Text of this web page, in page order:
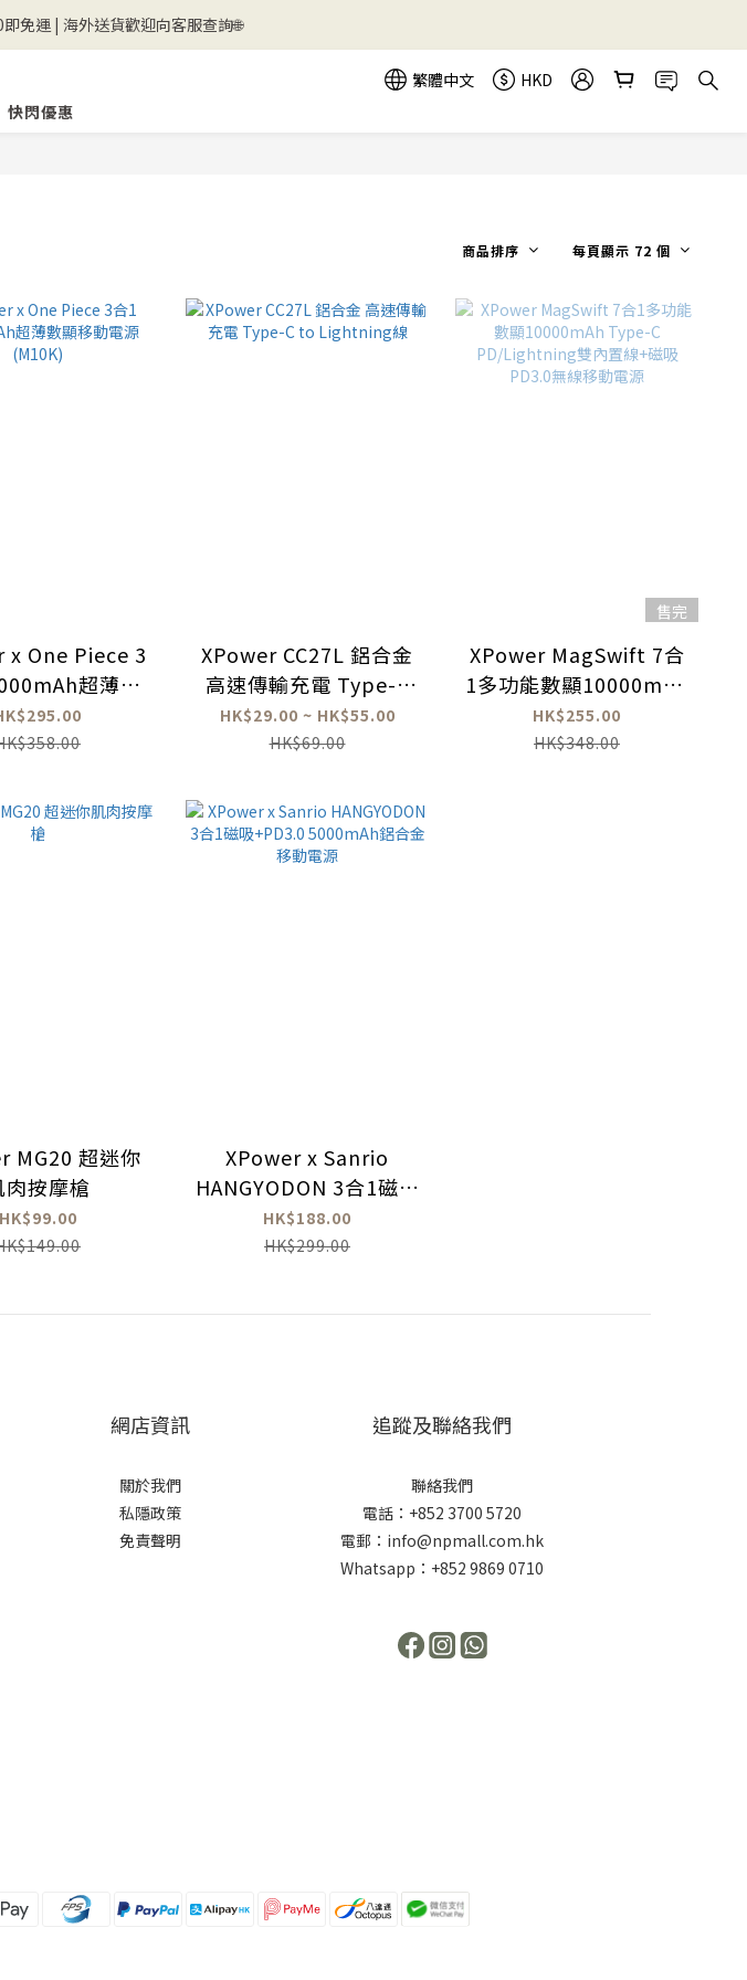
送50購物金💰
免運 | 海外送貨歡迎向客服查詢🌐
繁體中文
HKD
快閃優惠
商品排序 每頁顯示 72 個
x One Piece 3
超薄數
電源(M10K)
XPower CC27L 鋁合金
高速傳輸充電 Type-C
to Lightning線
HK$29.00 ~ HK$55.00
HK$69.00
售完
XPower MagSwift 7合
1多功能數顯10000mAh
Type-C PD/Lightning
雙內置線+磁吸PD3.0無
HK$255.00
HK$348.00
MG20 超迷你
肉按摩槍
HK$99.00
XPower x Sanrio
HANGYODON 3合1磁吸
+PD3.0 5000mAh鋁合
金移動電源
HK$188.00
HK$299.00
網店資訊
關於我們
私隱政策
免責聲明
追蹤及聯絡我們
聯絡我們
電話：+852 3700 5720
電郵：info@npmall.com.hk
Whatsapp：+852 9869 0710